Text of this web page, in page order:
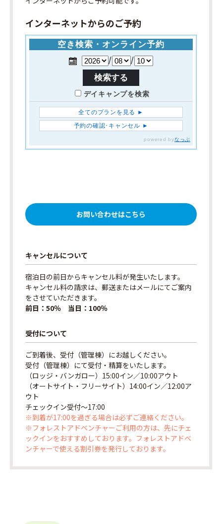
インターネットからのご予約
お問い合わせはこちら
キャンセルについて
宿泊日の前日からキャンセル料が発生いたします。
キャンセル料の請求は、郵送またはメールにてご案内
をさせていただきます。
前日：50％ 当日：100％
受付について
ご到着後、受付（管理棟）にお越しください。
受付（管理棟）にて受付・精算をいたします。
（ロッジ・バンガロー）15:00イン／10:00アウト
（オートサイト・フリーサイト）14:00イン／12:00ア
ウト
チェックイン受付〜17:00
※到着が17:00を過ぎる場合は必ずご連絡ください。
※フォレストアドベンチャーご利用の方は、先にチェ
ックインをおすすめしております。フォレストアドベ
ンチャーで使える割引券を発行しております。